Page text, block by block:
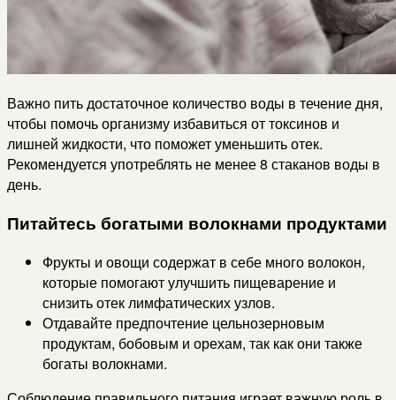
Важно пить достаточное количество воды в течение дня,
чтобы помочь организму избавиться от токсинов и
лишней жидкости, что поможет уменьшить отек.
Рекомендуется употреблять не менее 8 стаканов воды в
день.
Питайтесь богатыми волокнами продуктами
Фрукты и овощи содержат в себе много волокон,
которые помогают улучшить пищеварение и
снизить отек лимфатических узлов.
Отдавайте предпочтение цельнозерновым
продуктам, бобовым и орехам, так как они также
богаты волокнами.